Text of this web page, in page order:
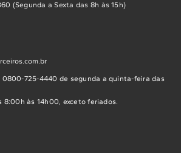
(Segunda a Sexta das 8h às 15h)
725-4440 de segunda a quinta-feira das
8:00h às 14h00, exceto feriados.